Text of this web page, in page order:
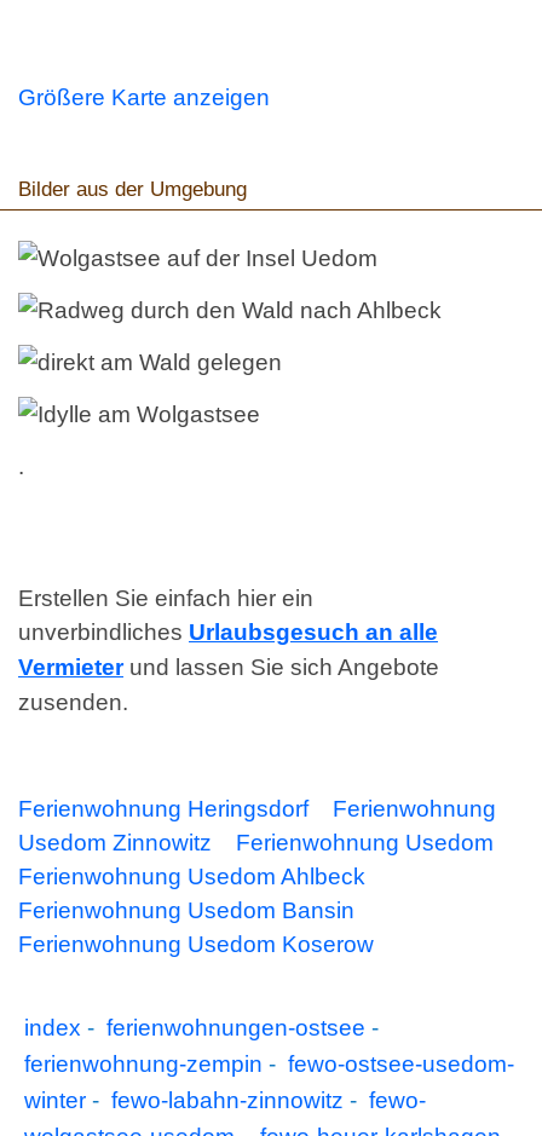
Größere Karte anzeigen
Bilder aus der Umgebung
.
Erstellen Sie einfach hier ein
unverbindliches Urlaubsgesuch an alle
Vermieterund lassen Sie sich Angebote
zusenden.
Ferienwohnung Heringsdorf
Ferienwohnung
Usedom Zinnowitz
Ferienwohnung Usedom
Ferienwohnung Usedom Ahlbeck
Ferienwohnung Usedom Bansin
Ferienwohnung Usedom Koserow
index - ferienwohnungen-ostsee -
ferienwohnung-zempin - fewo-ostsee-usedom-
winter - fewo-labahn-zinnowitz - fewo-